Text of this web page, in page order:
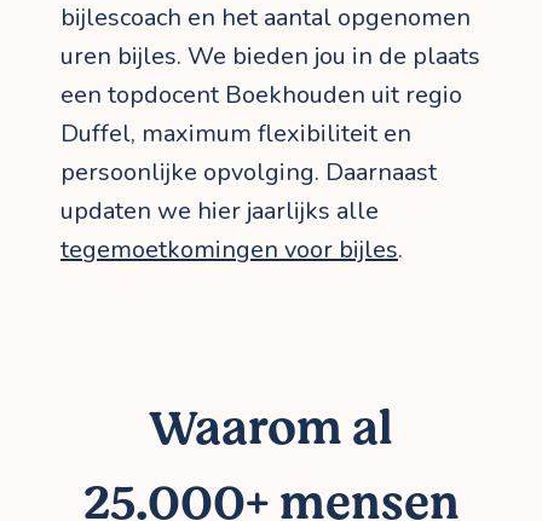
bijlescoach en het aantal opgenomen
uren bijles. We bieden jou in de plaats
een topdocent Boekhouden uit regio
Duffel, maximum flexibiliteit en
persoonlijke opvolging. Daarnaast
updaten we hier jaarlijks alle
tegemoetkomingen voor bijles.
Waarom al
25.000+ mensen